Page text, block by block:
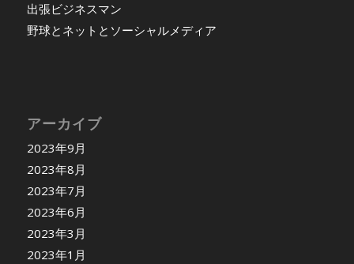
出張ビジネスマン
野球とネットとソーシャルメディア
アーカイブ
2023年9月
2023年8月
2023年7月
2023年6月
2023年3月
2023年1月